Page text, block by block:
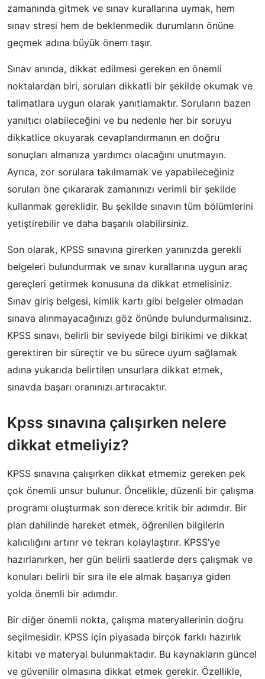
zamanında gitmek ve sınav kurallarına uymak, hem
sınav stresi hem de beklenmedik durumların önüne
geçmek adına büyük önem taşır.
Sınav anında, dikkat edilmesi gereken en önemli
noktalardan biri, soruları dikkatli bir şekilde okumak ve
talimatlara uygun olarak yanıtlamaktır. Soruların bazen
yanıltıcı olabileceğini ve bu nedenle her bir soruyu
dikkatlice okuyarak cevaplandırmanın en doğru
sonuçları almanıza yardımcı olacağını unutmayın.
Ayrıca, zor sorulara takılmamak ve yapabileceğiniz
soruları öne çıkararak zamanınızı verimli bir şekilde
kullanmak gereklidir. Bu şekilde sınavın tüm bölümlerini
yetiştirebilir ve daha başarılı olabilirsiniz.
Son olarak, KPSS sınavına girerken yanınızda gerekli
belgeleri bulundurmak ve sınav kurallarına uygun araç
gereçleri getirmek konusuna da dikkat etmelisiniz.
Sınav giriş belgesi, kimlik kartı gibi belgeler olmadan
sınava alınmayacağınızı göz önünde bulundurmalısınız.
KPSS sınavı, belirli bir seviyede bilgi birikimi ve dikkat
gerektiren bir süreçtir ve bu sürece uyum sağlamak
adına yukarıda belirtilen unsurlara dikkat etmek,
sınavda başarı oranınızı artıracaktır.
Kpss sınavına çalışırken nelere
dikkat etmeliyiz?
KPSS sınavına çalışırken dikkat etmemiz gereken pek
çok önemli unsur bulunur. Öncelikle, düzenli bir çalışma
programı oluşturmak son derece kritik bir adımdır. Bir
plan dahilinde hareket etmek, öğrenilen bilgilerin
kalıcılığını artırır ve tekrarı kolaylaştırır. KPSS’ye
hazırlanırken, her gün belirli saatlerde ders çalışmak ve
konuları belirli bir sıra ile ele almak başarıya giden
yolda önemli bir adımdır.
Bir diğer önemli nokta, çalışma materyallerinin doğru
seçilmesidir. KPSS için piyasada birçok farklı hazırlık
kitabı ve materyal bulunmaktadır. Bu kaynakların güncel
ve güvenilir olmasına dikkat etmek gerekir. Özellikle,